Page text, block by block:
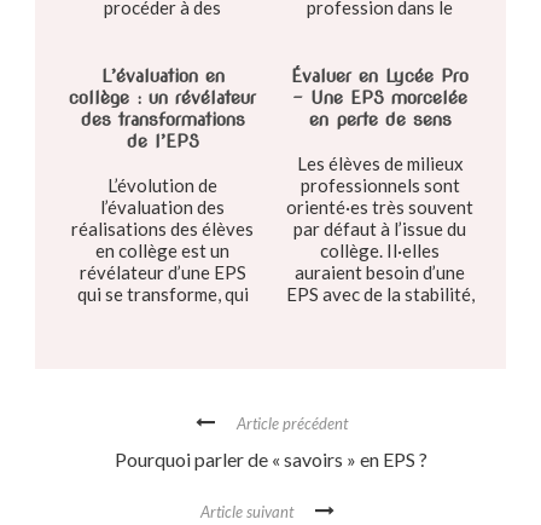
procéder à des
profession dans le
cet article les débats
qui ...
L’évaluation en
collège : un révélateur
des transformations
de l’EPS
L’évolution de
l’évaluation des
réalisations des élèves
en collège est un
révélateur d’une EPS
qui se transforme, qui
Évaluer en Lycée Pro
– Une EPS morcelée
en perte de sens
Les élèves de milieux
professionnels sont
orienté·es très souvent
par défaut à l’issue du
collège. Il·elles
auraient besoin d’une
EPS avec de la stabilité,
Article précédent
Pourquoi parler de « savoirs » en EPS ?
Article suivant